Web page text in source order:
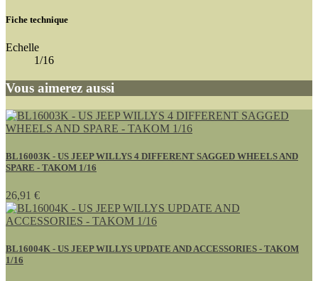
Fiche technique
Echelle
1/16
Vous aimerez aussi
BL16003K - US JEEP WILLYS 4 DIFFERENT SAGGED WHEELS AND
SPARE - TAKOM 1/16
26,91 €
BL16004K - US JEEP WILLYS UPDATE AND ACCESSORIES - TAKOM
1/16